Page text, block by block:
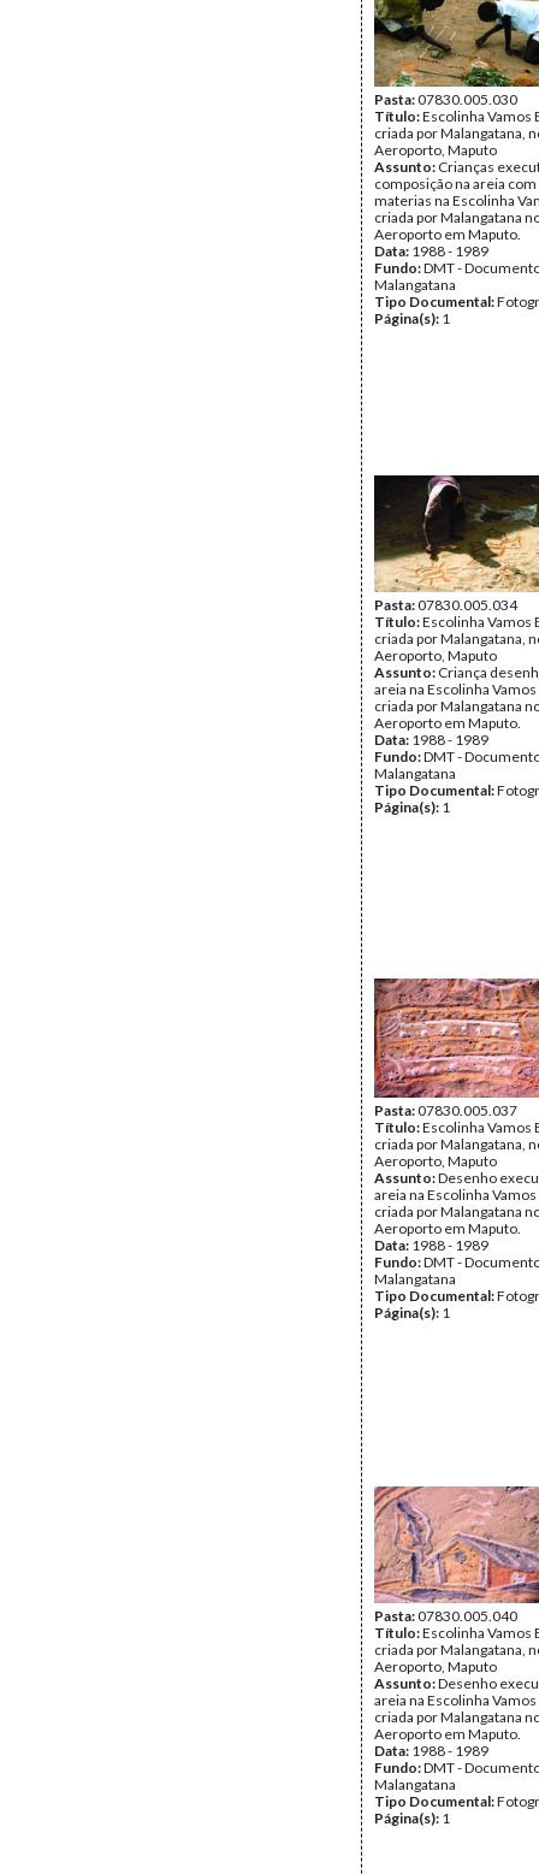
Pasta:07830.005.030
Título:Escolinha Vamos
criada por Malangatana,
Aeroporto, Maputo
Assunto: Crianças
composição na areia
materias na Escolinha
criada por Malangatana
Aeroporto em Maputo.
Data: 1988 - 1989
Fundo:DMT -
Malangatana
Tipo Documental:
Página(s): 1
Pasta:07830.005.034
Título:Escolinha Vamos
criada por Malangatana,
Aeroporto, Maputo
Assunto: Criança
areia na Escolinha
criada por Malangatana
Aeroporto em Maputo.
Data: 1988 - 1989
Fundo:DMT -
Malangatana
Tipo Documental:
Página(s): 1
Pasta:07830.005.037
Título:Escolinha Vamos
criada por Malangatana,
Aeroporto, Maputo
Assunto:Desenho
areia na Escolinha
criada por Malangatana
Aeroporto em Maputo.
Data: 1988 - 1989
Fundo:DMT -
Malangatana
Tipo Documental:
Página(s): 1
Pasta:07830.005.040
Título:Escolinha Vamos
criada por Malangatana,
Aeroporto, Maputo
Assunto:Desenho
areia na Escolinha
criada por Malangatana
Aeroporto em Maputo.
Data: 1988 - 1989
Fundo:DMT -
Malangatana
Tipo Documental:
Página(s): 1